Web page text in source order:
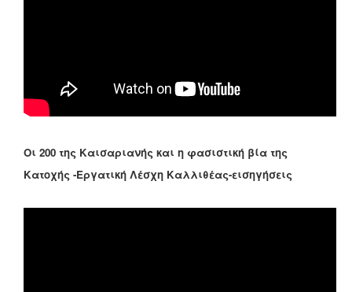
Οι 200 της Καισαριανής και η φασιστική βία της
Κατοχής -Εργατική Λέσχη Καλλιθέας-εισηγήσεις